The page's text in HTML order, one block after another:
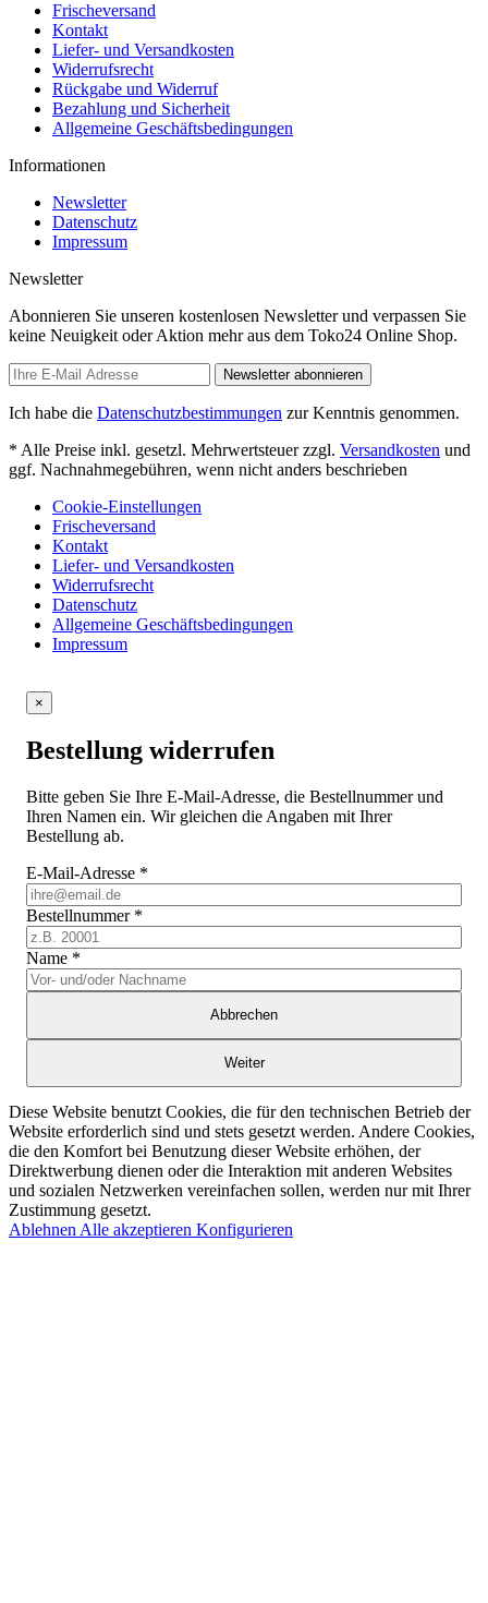
Frischeversand
Kontakt
Liefer- und Versandkosten
Widerrufsrecht
Rückgabe und Widerruf
Bezahlung und Sicherheit
Allgemeine Geschäftsbedingungen
Informationen
Newsletter
Datenschutz
Impressum
Newsletter
Abonnieren Sie unseren kostenlosen Newsletter und verpassen Sie
keine Neuigkeit oder Aktion mehr aus dem Toko24 Online Shop.
Newsletter abonnieren
Ich habe die Datenschutzbestimmungen zur Kenntnis genommen.
* Alle Preise inkl. gesetzl. Mehrwertsteuer zzgl. Versandkosten und
ggf. Nachnahmegebühren, wenn nicht anders beschrieben
Cookie-Einstellungen
Frischeversand
Kontakt
Liefer- und Versandkosten
Widerrufsrecht
Datenschutz
Allgemeine Geschäftsbedingungen
Impressum
×
Bestellung widerrufen
Bitte geben Sie Ihre E-Mail-Adresse, die Bestellnummer und
Ihren Namen ein. Wir gleichen die Angaben mit Ihrer
Bestellung ab.
E-Mail-Adresse *
Bestellnummer *
Name *
Abbrechen
Weiter
Diese Website benutzt Cookies, die für den technischen Betrieb der
Website erforderlich sind und stets gesetzt werden. Andere Cookies,
die den Komfort bei Benutzung dieser Website erhöhen, der
Direktwerbung dienen oder die Interaktion mit anderen Websites
und sozialen Netzwerken vereinfachen sollen, werden nur mit Ihrer
Zustimmung gesetzt.
Ablehnen Alle akzeptieren Konfigurieren